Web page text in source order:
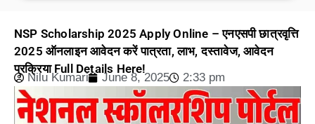
NSP Scholarship 2025 Apply Online – एनएसपी छात्रवृत्ति
2025 ऑनलाइन आवेदन करें पात्रता, लाभ, दस्तावेज, आवेदन
प्रक्रिया Full Details Here!
Nilu Kumari June 8, 2025 2:33 pm